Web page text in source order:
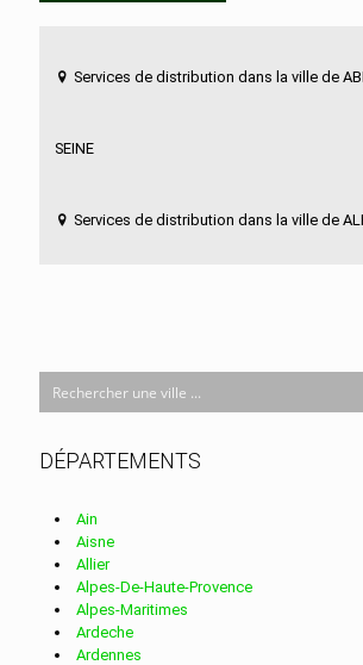
Services de distribution dans la ville de
SEINE
Services de distribution dans la ville de
MARNE
Services de distribution dans la ville de BRY
DÉPARTEMENTS
Ain
Aisne
Allier
Alpes-De-Haute-Provence
Alpes-Maritimes
Ardeche
Ardennes